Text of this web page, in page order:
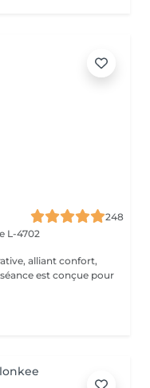
248
L-4702
alliant confort,
est conçue pour